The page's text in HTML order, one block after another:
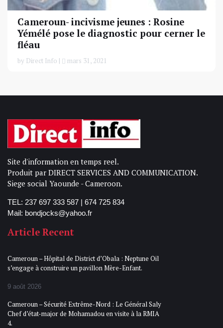
Cameroun- incivisme jeunes : Rosine
Yémélé pose le diagnostic pour cerner le
fléau
by Direct Info | mars 31, 2021
Site d'information en temps reel.
Produit par DIRECT SERVICES AND COMMUNICATION.
Siege social Yaounde - Cameroon.
TEL: 237 697 333 587 | 674 725 834
Mail: bondjocks@yahoo.fr
Article Recent
Cameroun – Hôpital de District d’Obala : Neptune Oil
s’engage à construire un pavillon Mère-Enfant.
9 août 2026
Cameroun – Sécurité Extrême-Nord : Le Général Saly
Chef d’état-major de Mohamadou en visite à la RMIA
4.